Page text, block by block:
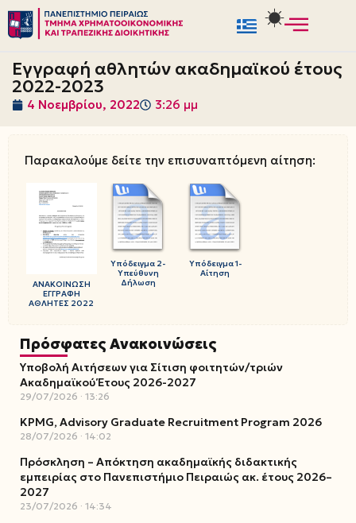
Μεταπηδήστε
στο
περιεχόμενο
Εγγραφή αθλητών ακαδημαϊκού έτους
2022-2023
4 Νοεμβρίου, 2022 3:26 μμ
Παρακαλούμε δείτε την επισυναπτόμενη αίτηση:
ΑΝΑΚΟΙΝΩΣΗ
ΕΓΓΡΑΦΗ
ΑΘΛΗΤΕΣ 2022
Υπόδειγμα 2-
Υπεύθυνη
Δήλωση
Υπόδειγμα 1-
Αίτηση
Πρόσφατες Ανακοινώσεις
Υποβολή Αιτήσεων για Σίτιση φοιτητών/τριών
Ακαδημαϊκού Έτους 2026-2027
29/07/2026 13:26
KPMG, Advisory Graduate Recruitment Program 2026
28/07/2026 14:02
Πρόσκληση – Απόκτηση ακαδημαϊκής διδακτικής
εμπειρίας στο Πανεπιστήμιο Πειραιώς ακ. έτους 2026–
2027
23/07/2026 14:34